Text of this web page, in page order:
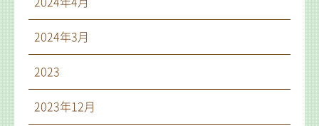
2024年3月
2023
2023年12月